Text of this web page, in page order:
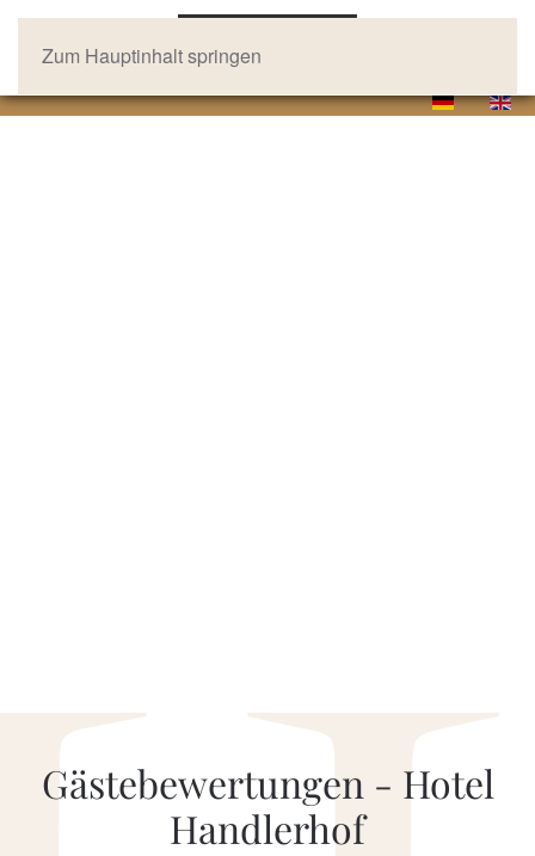
Zum Hauptinhalt springen
Gästebewertungen - Hotel
Handlerhof